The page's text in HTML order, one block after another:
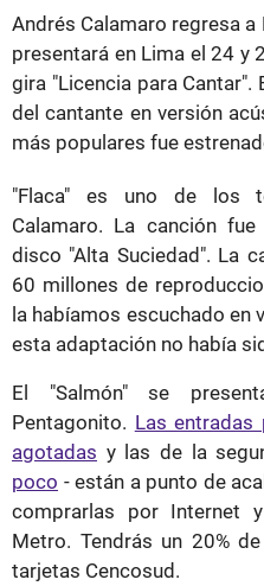
Andrés Calamaro regresa
presentará en Lima el 24 y
gira "Licencia para
del cantante en versión
más populares fue
"Flaca" es uno de los
Calamaro. La canción
disco "Alta Suciedad". La
60 millones de
la habíamos escuchado en
esta adaptación no había
El "Salmón" se
Pentagonito. Las entradas
agotadas y las de la
poco - están a punto de
comprarlas por Internet
Metro. Tendrás un 20%
tarjetas Cencosud.